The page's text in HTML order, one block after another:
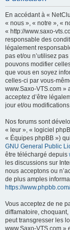
En accédant à «
« nous », « notre », «
« http://www.saxo-
responsable des
légalement
pas et/ou n’utilisez
pouvons modifier
que vous en soyez
celles-ci par vous-
www.Saxo-VTS.com »
acceptez d’être
jour et/ou
Nos forums sont
« leur », « logiciel
« Équipes phpBB »)
GNU General Public
être téléchargé depuis
les discussions sur
nous acceptons ou
de plus amples
https://www.phpbb.com/
Vous acceptez de ne
diffamatoire,
peut transgresser les
www.Saxo-VTS.com »